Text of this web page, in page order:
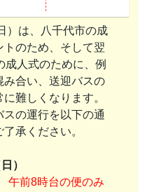
は、八千代市の成
トのため、そして翌
成人式のために、例
合い、送迎バスの
難しくなります。
の運行を以下の通
承ください。
）
午前8時台の便のみ